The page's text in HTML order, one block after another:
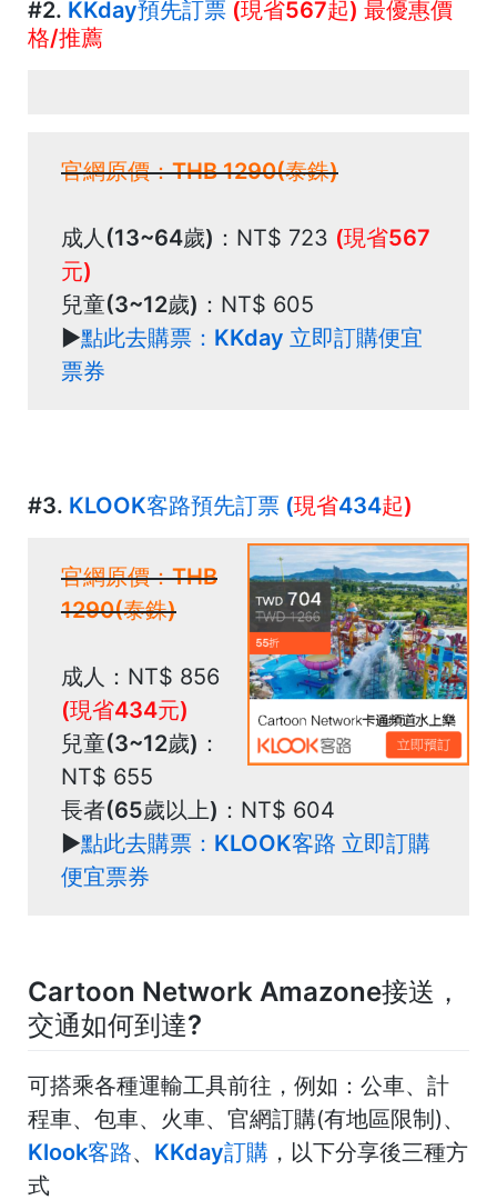
#2. KKday預先訂票 (現省567起) 最優惠價
格/推薦
官網原價：THB 1290(泰銖)
成人(13~64歲)： NT$ 723 (現省567
元)
兒童(3~12歲)： NT$ 605
►點此去購票：KKday 立即訂購便宜
票券
#3. KLOOK客路預先訂票 (現省434起)
官網原價：THB
1290(泰銖)
成人： NT$ 856
(現省434元)
兒童(3~12歲)：
NT$ 655
長者(65歲以上) ：NT$ 604
►點此去購票：KLOOK客路 立即訂購
便宜票券
Cartoon Network Amazone接送，
交通如何到達?
可搭乘各種運輸工具前往，例如：公車、計
程車、包車、火車、官網訂購(有地區限制)、
Klook客路、 KKday訂購 ，以下分享後三種方
式